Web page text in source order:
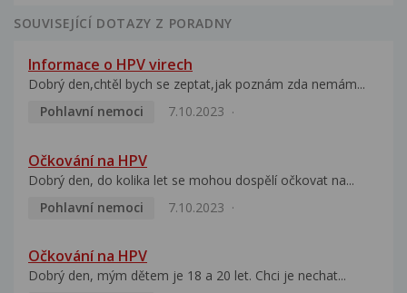
SOUVISEJÍCÍ DOTAZY Z PORADNY
Informace o HPV virech
Dobrý den,chtěl bych se zeptat,jak poznám zda nemám...
Pohlavní nemoci
7.10.2023
Očkování na HPV
Dobrý den, do kolika let se mohou dospělí očkovat na...
Pohlavní nemoci
7.10.2023
Očkování na HPV
Dobrý den, mým dětem je 18 a 20 let. Chci je nechat...